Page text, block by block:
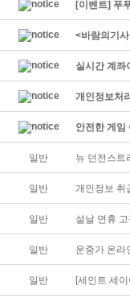
[이벤트] 푸
<바람의기
실시간 계좌
개인정보처
안전한 게임
일반 뉴 던전스트
일반 개인정보 취
일반 설날 연휴
일반 운중가 온라
일반 [세인트 세